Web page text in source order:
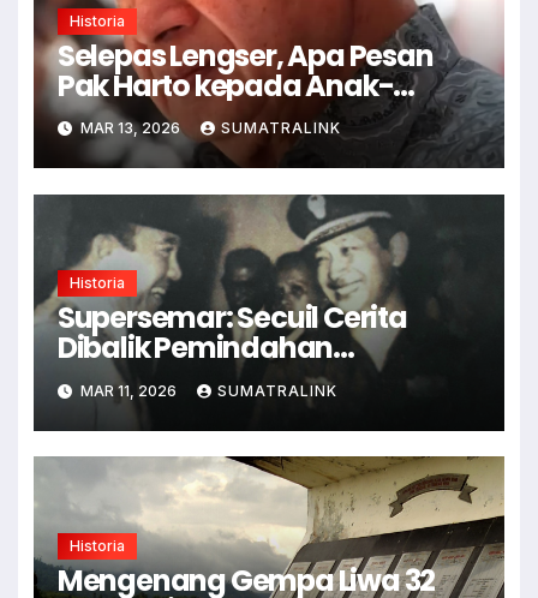
Historia
Selepas Lengser, Apa Pesan
Pak Harto kepada Anak-
anaknya?
MAR 13, 2026 SUMATRALINK
Historia
Supersemar: Secuil Cerita
Dibalik Pemindahan
Kekuasaan
MAR 11, 2026 SUMATRALINK
Historia
Mengenang Gempa Liwa 32